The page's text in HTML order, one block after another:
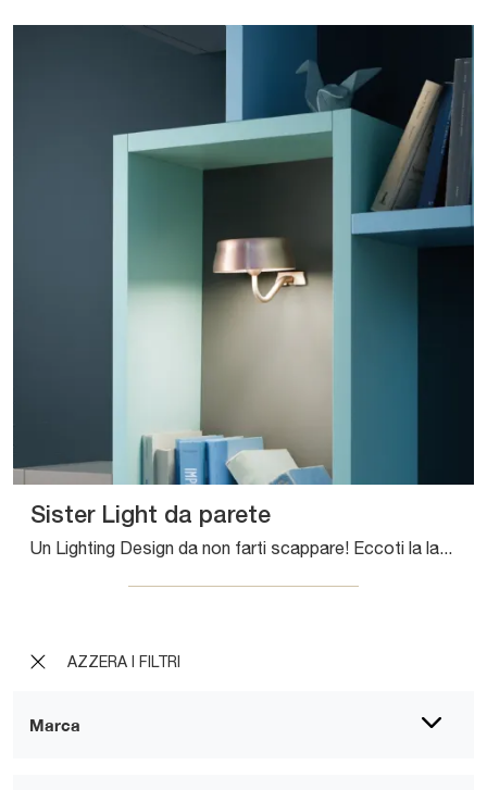
AZZERA I FILTRI
Marca
Sister Light da parete
Un Lighting Design da non farti scappare! Eccoti la lampada da parete Sister Light da parete di Zafferano.